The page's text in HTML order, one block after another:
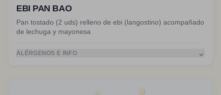
EBI PAN BAO
Pan tostado (2 uds) relleno de ebi (langostino) acompañado
de lechuga y mayonesa
ALÉRGENOS E INFO ⌄